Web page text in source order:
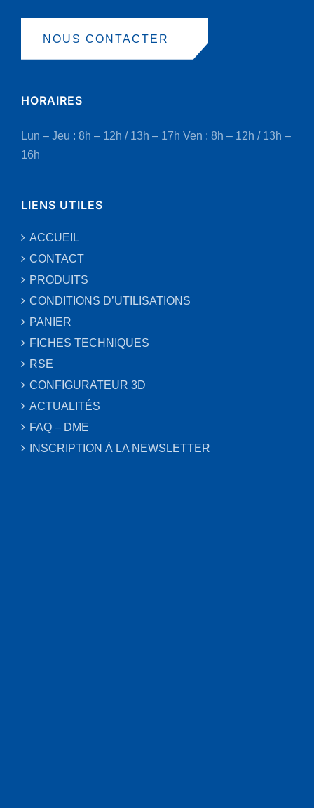
NOUS CONTACTER
HORAIRES
Lun – Jeu : 8h – 12h / 13h – 17h Ven : 8h – 12h / 13h –
16h
LIENS UTILES
ACCUEIL
CONTACT
PRODUITS
CONDITIONS D’UTILISATIONS
PANIER
FICHES TECHNIQUES
RSE
CONFIGURATEUR 3D
ACTUALITÉS
FAQ – DME
INSCRIPTION À LA NEWSLETTER